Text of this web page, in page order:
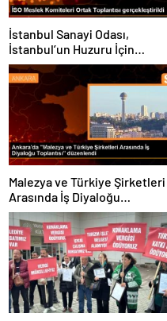
İstanbul Sanayi Odası,
İstanbul’un Huzuru İçin
Asayiş Çalışmalarını Ele Aldı
Malezya ve Türkiye Şirketleri
Arasında İş Diyaloğu
Toplantısı Gerçekleştirildi